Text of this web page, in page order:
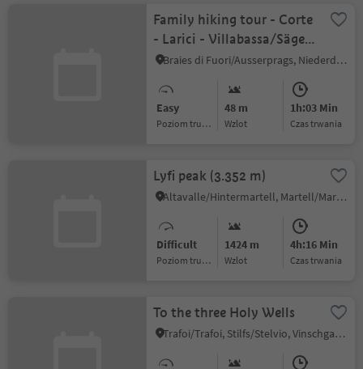
Family hiking tour - Corte
- Larici - Villabassa/Säge -
Lercha - Niederdorf
Braies di Fuori/Ausserprags, Niederdorf/Villabassa, Dolomites Region 3 Zinnen
Easy
Poziom trudności
48 m
Wzlot
1h:03 Min
czas trwania
Lyfi peak (3.352 m)
Altavalle/Hintermartell, Martell/Martello, Vinschgau/Val Venosta
Difficult
Poziom trudności
1424 m
Wzlot
4h:16 Min
czas trwania
To the three Holy Wells
Trafoi/Trafoi, Stilfs/Stelvio, Vinschgau/Val Venosta